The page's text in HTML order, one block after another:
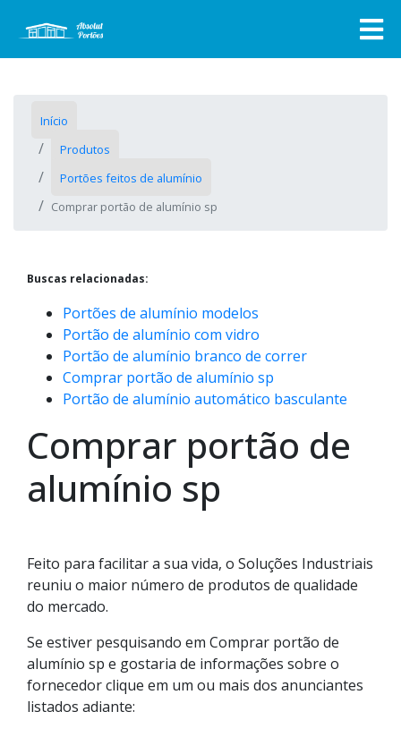
Início
Produtos
Portões feitos de alumínio
Comprar portão de alumínio sp
Buscas relacionadas:
Portões de alumínio modelos
Portão de alumínio com vidro
Portão de alumínio branco de correr
Comprar portão de alumínio sp
Portão de alumínio automático basculante
Comprar portão de
alumínio sp
Feito para facilitar a sua vida, o Soluções Industriais
reuniu o maior número de produtos de qualidade
do mercado.
Se estiver pesquisando em Comprar portão de
alumínio sp e gostaria de informações sobre o
fornecedor clique em um ou mais dos anunciantes
listados adiante: